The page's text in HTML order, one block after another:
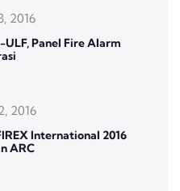
2016
ULF, Panel Fire Alarm
2016
International 2016
ARC